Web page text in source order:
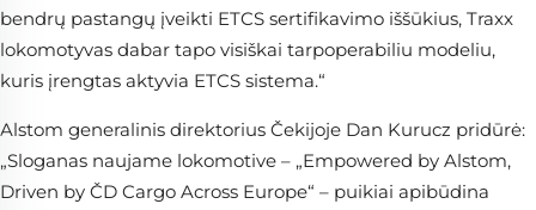
bendrų pastangų įveikti ETCS sertifikavimo iššūkius, Traxx
lokomotyvas dabar tapo visiškai tarpoperabiliu modeliu,
kuris įrengtas aktyvia ETCS sistema.“
Alstom generalinis direktorius Čekijoje Dan Kurucz pridūrė:
„Sloganas naujame lokomotive – „Empowered by Alstom,
Driven by ČD Cargo Across Europe“ – puikiai apibūdina